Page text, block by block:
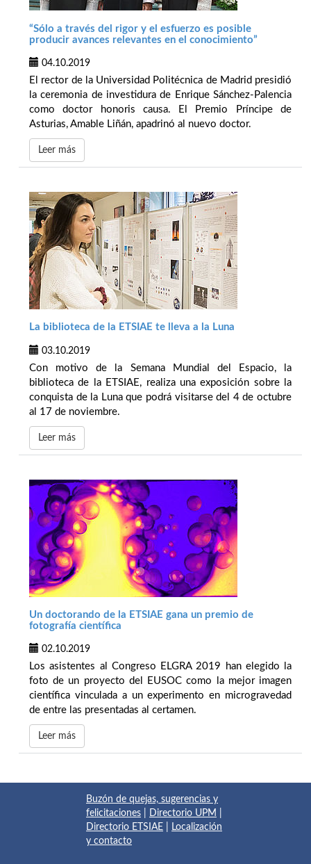
“Sólo a través del rigor y el esfuerzo es posible
producir avances relevantes en el conocimiento”
04.10.2019
El rector de la Universidad Politécnica de Madrid presidió
la ceremonia de investidura de Enrique Sánchez-Palencia
como doctor honoris causa. El Premio Príncipe de
Asturias, Amable Liñán, apadrinó al nuevo doctor.
Leer más
La biblioteca de la ETSIAE te lleva a la Luna
03.10.2019
Con motivo de la Semana Mundial del Espacio, la
biblioteca de la ETSIAE, realiza una exposición sobre la
conquista de la Luna que podrá visitarse del 4 de octubre
al 17 de noviembre.
Leer más
Un doctorando de la ETSIAE gana un premio de
fotografía científica
02.10.2019
Los asistentes al Congreso ELGRA 2019 han elegido la
foto de un proyecto del EUSOC como la mejor imagen
científica vinculada a un experimento en microgravedad
de entre las presentadas al certamen.
Leer más
Buzón de quejas, sugerencias y
felicitaciones
Directorio UPM
Directorio ETSIAE
Localización
y contacto